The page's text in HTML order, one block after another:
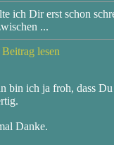
ich Dir erst schon
...
lesen
bin ich ja froh, dass
Danke.